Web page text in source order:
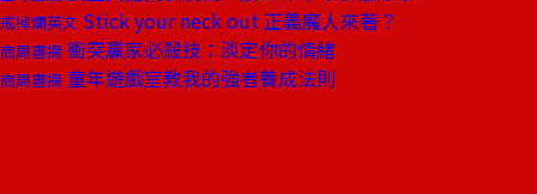
戒掉爛英文 Stick your neck out 正義魔人來著？
商周書摘 衝突贏家必殺技：淡定你的情緒
商周書摘 童年遊戲室教我的強者養成法則